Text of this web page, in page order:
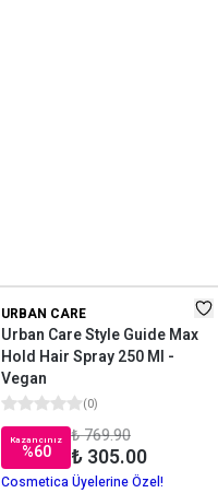
URBAN CARE
Urban Care Style Guide Max
Hold Hair Spray 250 Ml -
Vegan
(0)
Kazancınız
%60
₺ 769.90
₺ 305.00
Cosmetica Üyelerine Özel!